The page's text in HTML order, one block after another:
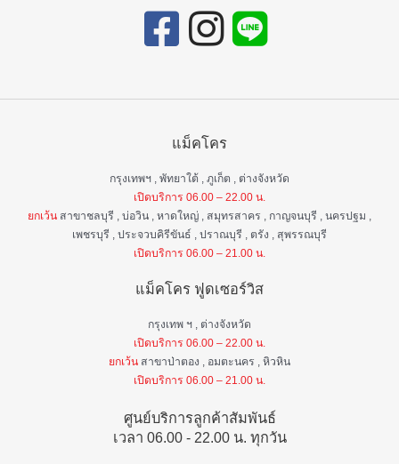
แม็คโคร
กรุงเทพฯ , พัทยาใต้ , ภูเก็ต , ต่างจังหวัด
เปิดบริการ 06.00 – 22.00 น.
ยกเว้น สาขาชลบุรี , บ่อวิน , หาดใหญ่ , สมุทรสาคร , กาญจนบุรี , นครปฐม ,
เพชรบุรี , ประจวบคิรีขันธ์ , ปราณบุรี , ตรัง , สุพรรณบุรี
เปิดบริการ 06.00 – 21.00 น.
แม็คโคร ฟูดเซอร์วิส
กรุงเทพ ฯ , ต่างจังหวัด
เปิดบริการ 06.00 – 22.00 น.
ยกเว้น สาขาป่าตอง , อมตะนคร , หิวหิน
เปิดบริการ 06.00 – 21.00 น.
ศูนย์บริการลูกค้าสัมพันธ์
เวลา 06.00 - 22.00 น. ทุกวัน